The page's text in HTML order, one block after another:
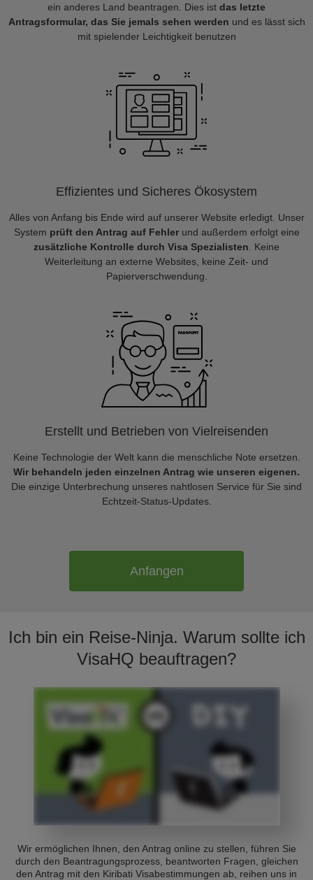
ein anderes Land beantragen. Dies ist das letzte
Antragsformular, das Sie jemals sehen werden und es lässt sich
mit spielender Leichtigkeit benutzen
Effizientes und Sicheres Ökosystem
Alles von Anfang bis Ende wird auf unserer Website erledigt. Unser
System prüft den Antrag auf Fehlerund außerdem erfolgt eine
zusätzliche Kontrolle durch Visa Spezialisten . Keine
Weiterleitung an externe Websites, keine Zeit- und
Papierverschwendung.
Erstellt und Betrieben von Vielreisenden
Keine Technologie der Welt kann die menschliche Note ersetzen.
Wir behandeln jeden einzelnen Antrag wie unseren eigenen.
Die einzige Unterbrechung unseres nahtlosen Service für Sie sind
Echtzeit-Status-Updates.
Anfangen
Ich bin ein Reise-Ninja. Warum sollte ich
VisaHQ beauftragen?
Wir ermöglichen Ihnen, den Antrag online zu stellen, führen Sie
durch den Beantragungsprozess, beantworten Fragen, gleichen
den Antrag mit den Kiribati Visabestimmungen ab, reihen uns in